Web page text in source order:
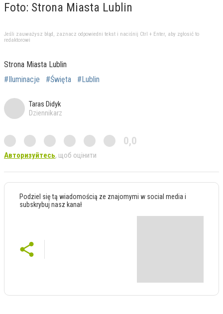
Foto: Strona Miasta Lublin
Jeśli zauważysz błąd, zaznacz odpowiedni tekst i naciśnij Ctrl + Enter, aby zgłosić to
redaktorowi
Strona Miasta Lublin
#Iluminacje
#Święta #Lublin
Taras Didyk
Dziennikarz
0,0
Авторизуйтесь, щоб оцінити
Podziel się tą wiadomością ze znajomymi w social media i
subskrybuj nasz kanał